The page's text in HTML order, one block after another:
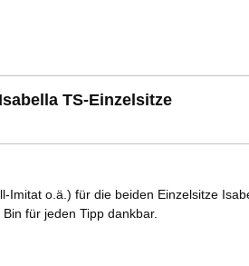
TS-Einzelsitze
Imitat o.ä.) für die beiden Einzelsitze
für jeden Tipp dankbar.